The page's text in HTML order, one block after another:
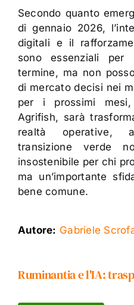
Secondo quanto
di gennaio 2026,
digitali e il
sono essenziali
termine, ma non
di mercato decisi nei
per i prossimi
Agrifish, sarà
realtà operative,
transizione verde
insostenibile per chi
ma un’importante
bene comune.
Autore: Gabriele
Ruminantia e l'IA: